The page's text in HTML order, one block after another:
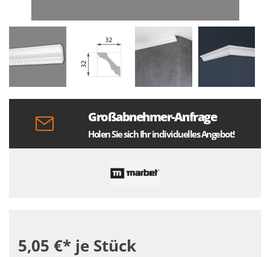
Großabnehmer-Anfrage
Holen Sie sich Ihr individuelles Angebot!
5,05 €* je Stück